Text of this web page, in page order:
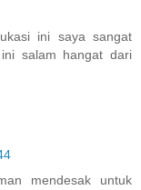
ini saya sangat
salam hangat dari
mendesak untuk